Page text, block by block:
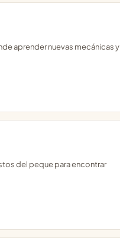
aprender nuevas mecánicas y
del peque para encontrar